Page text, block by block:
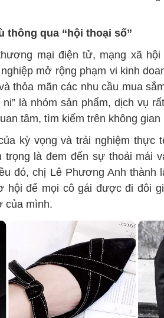
thông qua “hội thoại số”
mại điện tử, mạng xã hội
mở rộng phạm vi kinh
thỏa mãn các nhu cầu mua
là nhóm sản phẩm, dịch vụ
tâm, tìm kiếm trên không gian
kỳ vọng và trải nghiệm thực
trọng là đem đến sự thoải mái
đó, chị Lê Phương Anh thành
hội để mọi cô gái được đi đôi
của mình.